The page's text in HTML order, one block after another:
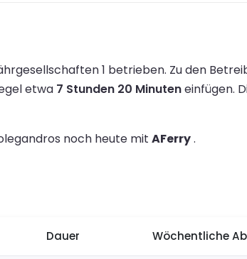
1 betrieben. Zu den
etwa 7 Stunden 20 Minuteneinfügen.
noch heute mit AFerry.
Dauer Wöchentliche